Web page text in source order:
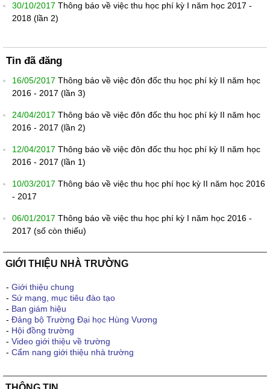
30/10/2017 Thông báo về việc thu học phí kỳ I năm học 2017 -
2018 (lần 2)
Tin đã đăng
16/05/2017 Thông báo về việc đôn đốc thu học phí kỳ II năm học
2016 - 2017 (lần 3)
24/04/2017 Thông báo về việc đôn đốc thu học phí kỳ II năm học
2016 - 2017 (lần 2)
12/04/2017 Thông báo về việc đôn đốc thu học phí kỳ II năm học
2016 - 2017 (lần 1)
10/03/2017 Thông báo về việc thu học phí học kỳ II năm học 2016
- 2017
06/01/2017 Thông báo về việc thu học phí kỳ I năm học 2016 -
2017 (số còn thiếu)
GIỚI THIỆU NHÀ TRƯỜNG
- Giới thiệu chung
- Sứ mạng, mục tiêu đào tạo
- Ban giám hiệu
- Đảng bộ Trường Đại học Hùng Vương
- Hội đồng trường
- Video giới thiệu về trường
- Cẩm nang giới thiệu nhà trường